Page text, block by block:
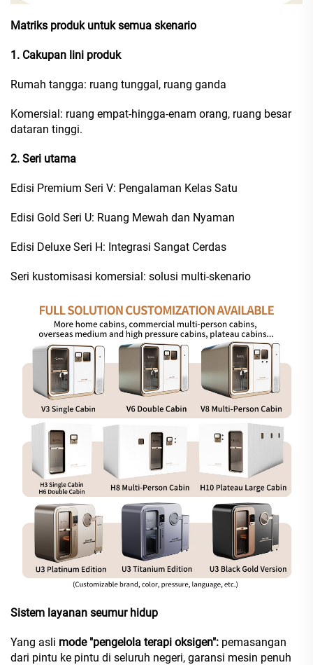
Matriks produk untuk semua skenario
1. Cakupan lini produk
Rumah tangga: ruang tunggal, ruang ganda
Komersial: ruang empat-hingga-enam orang, ruang besar
dataran tinggi.
2. Seri utama
Edisi Premium Seri V: Pengalaman Kelas Satu
Edisi Gold Seri U: Ruang Mewah dan Nyaman
Edisi Deluxe Seri H: Integrasi Sangat Cerdas
Seri kustomisasi komersial: solusi multi-skenario
Sistem layanan seumur hidup
Yang asli mode "pengelola terapi oksigen": pemasangan
dari pintu ke pintu di seluruh negeri, garansi mesin penuh